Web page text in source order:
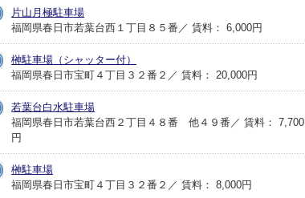
片山月極駐車場
福岡県春日市若葉台西１丁目８５番／ 賃料： 6,000円
榊駐車場（シャッター付）
福岡県春日市宝町４丁目３２番２／ 賃料： 20,000円
若葉台白水駐車場
福岡県春日市若葉台西２丁目４８番 他４９番／ 賃料： 7,700
円
榊駐車場
福岡県春日市宝町４丁目３２番２／ 賃料： 8,000円